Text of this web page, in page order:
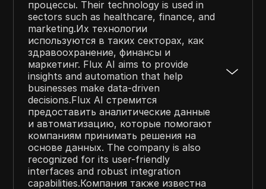
процессы. Their technology is used in
sectors such as healthcare, finance, and
marketing.Их технологии
используются в таких секторах, как
здравоохранение, финансы и
маркетинг. Flux AI aims to provide
insights and automation that help
businesses make data-driven
decisions.Flux AI стремится
предоставить аналитические данные
и автоматизацию, которые помогают
компаниям принимать решения на
основе данных. The company is also
recognized for its user-friendly
interfaces and robust integration
capabilities.Компания также известна